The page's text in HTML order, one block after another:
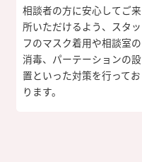
相談者の方に安心してご来
所いただけるよう、スタッ
フのマスク着用や相談室の
消毒、パーテーションの設
置といった対策を行ってお
ります。